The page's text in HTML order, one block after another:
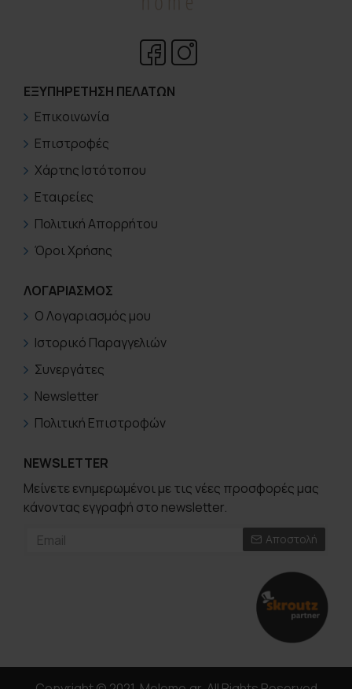
ΕΞΥΠΗΡΈΤΗΣΗ ΠΕΛΑΤΏΝ
Επικοινωνία
Επιστροφές
Χάρτης Ιστότοπου
Εταιρείες
Πολιτική Απορρήτου
Όροι Χρήσης
ΛΟΓΑΡΙΑΣΜΟΣ
Ο Λογαριασμός μου
Ιστορικό Παραγγελιών
Συνεργάτες
Newsletter
Πολιτική Επιστροφών
NEWSLETTER
Μείνετε ενημερωμένοι με τις νέες προσφορές μας
κάνοντας εγγραφή στο newsletter.
Αποστολή